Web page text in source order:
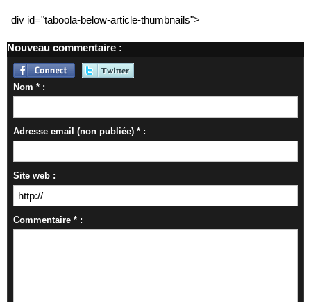
div id="taboola-below-article-thumbnails">
Nouveau commentaire :
Nom * :
Adresse email (non publiée) * :
Site web :
Commentaire * :